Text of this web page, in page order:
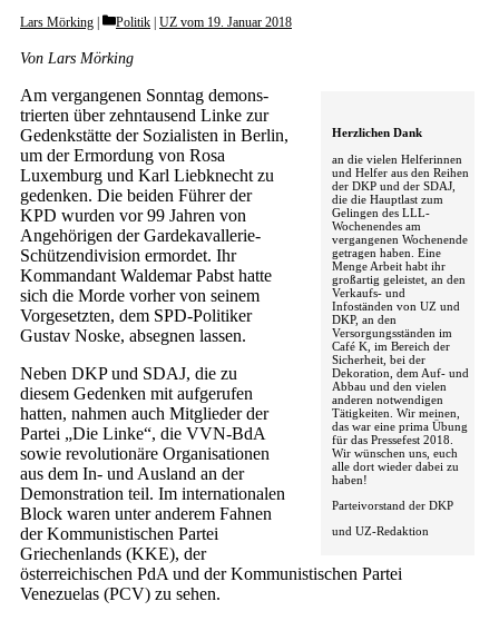
Lars Mörking Categories
Politik UZ vom 19. Januar 2018
Von Lars Mörking
Herzlichen Dank
an die vielen Helferinnen
und Helfer aus den Reihen
der DKP und der SDAJ,
die die Hauptlast zum
Gelingen des LLL-
Wochenendes am
vergangenen Wochenende
getragen haben. Eine
Menge Arbeit habt ihr
großartig geleistet, an den
Verkaufs- und
Infoständen von UZ und
DKP, an den
Versorgungsständen im
Café K, im Bereich der
Sicherheit, bei der
Dekoration, dem Auf- und
Abbau und den vielen
anderen notwendigen
Tätigkeiten. Wir meinen,
das war eine prima Übung
für das Pressefest 2018.
Wir wünschen uns, euch
alle dort wieder dabei zu
haben!
Parteivorstand der DKP
und UZ-Redaktion
Am vergangenen Sonntag demons­
trierten über zehntausend Linke zur
Gedenkstätte der Sozialisten in Berlin,
um der Ermordung von Rosa
Luxemburg und Karl Liebknecht zu
gedenken. Die beiden Führer der
KPD wurden vor 99 Jahren von
Angehörigen der Gardekavallerie-
Schützendivision ermordet. Ihr
Kommandant Waldemar Pabst hatte
sich die Morde vorher von seinem
Vorgesetzten, dem SPD-Politiker
Gustav Noske, absegnen lassen.
Neben DKP und SDAJ, die zu
diesem Gedenken mit aufgerufen
hatten, nahmen auch Mitglieder der
Partei „Die Linke“, die VVN-BdA
sowie revolutionäre Organisationen
aus dem In- und Ausland an der
Demonstration teil. Im internationalen
Block waren unter anderem Fahnen
der Kommunistischen Partei
Griechenlands (KKE), der
österreichischen PdA und der Kommunistischen Partei
Venezuelas (PCV) zu sehen.